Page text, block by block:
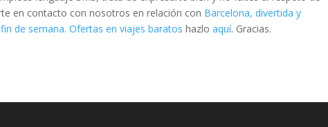
en contacto con nosotros en relación con Barcelona, divertida y
de semana. Ofertas en viajes baratos hazloaquí. Gracias.